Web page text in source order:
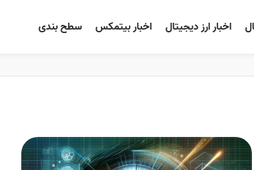
اخبار ارز دیجیتال اخبار بیتمکس سطح بندی